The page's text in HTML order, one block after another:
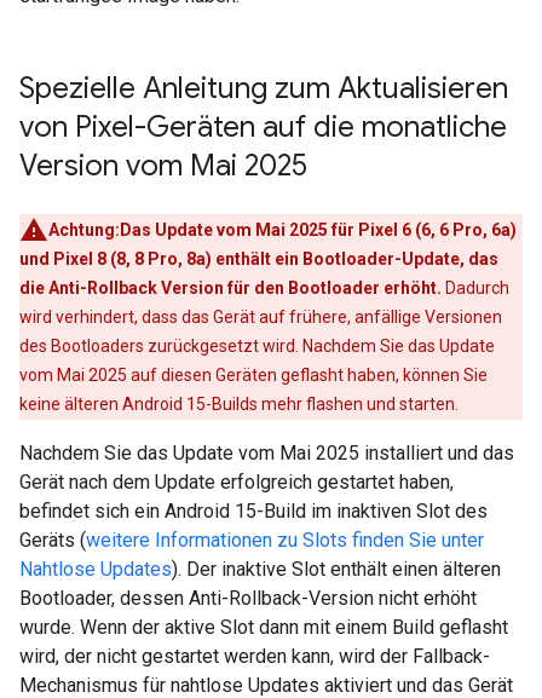
Spezielle Anleitung zum Aktualisieren
von Pixel-Geräten auf die monatliche
Version vom Mai 2025
Achtung:Das Update vom Mai 2025 für Pixel 6 (6, 6 Pro, 6a)
und Pixel 8 (8, 8 Pro, 8a) enthält ein Bootloader-Update, das
die Anti-Rollback Version für den Bootloader erhöht. Dadurch
wird verhindert, dass das Gerät auf frühere, anfällige Versionen
des Bootloaders zurückgesetzt wird. Nachdem Sie das Update
vom Mai 2025 auf diesen Geräten geflasht haben, können Sie
keine älteren Android 15-Builds mehr flashen und starten.
Nachdem Sie das Update vom Mai 2025 installiert und das
Gerät nach dem Update erfolgreich gestartet haben,
befindet sich ein Android 15-Build im inaktiven Slot des
Geräts (weitere Informationen zu Slots finden Sie unter
Nahtlose Updates). Der inaktive Slot enthält einen älteren
Bootloader, dessen Anti-Rollback-Version nicht erhöht
wurde. Wenn der aktive Slot dann mit einem Build geflasht
wird, der nicht gestartet werden kann, wird der Fallback-
Mechanismus für nahtlose Updates aktiviert und das Gerät